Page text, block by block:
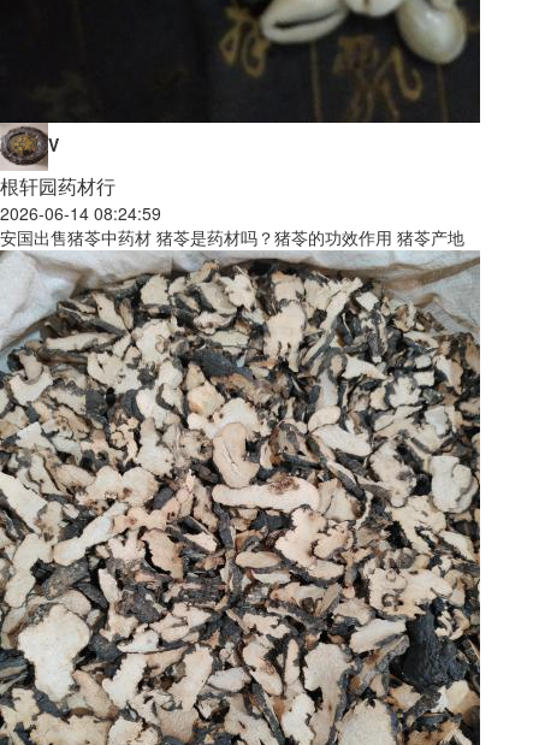
V
根轩园药材行
2026-06-14 08:24:59
安国出售猪苓中药材 猪苓是药材吗？猪苓的功效作用 猪苓产地